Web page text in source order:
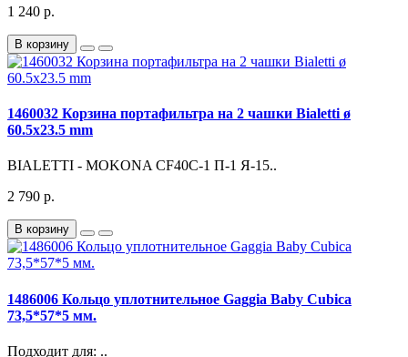
1 240 р.
В корзину
1460032 Корзина портафильтра на 2 чашки Bialetti ø
60.5x23.5 mm
BIALETTI - MOKONA CF40С-1 П-1 Я-15..
2 790 р.
В корзину
1486006 Кольцо уплотнительное Gaggia Baby Cubica
73,5*57*5 мм.
Подходит для: ..